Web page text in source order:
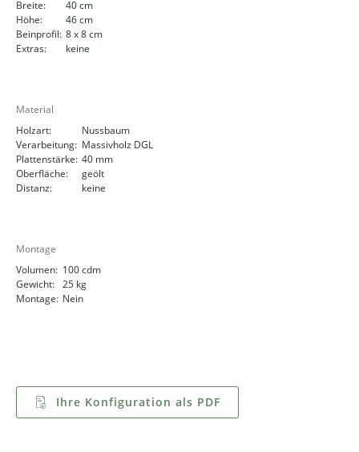
Breite:
40 cm
Höhe:
46 cm
Beinprofil: 8 x 8 cm
Extras:
keine
Material
Holzart:
Nussbaum
Verarbeitung: Massivholz DGL
Plattenstärke: 40 mm
Oberfläche:
geölt
Distanz:
keine
Montage
Volumen: 100 cdm
Gewicht: 25 kg
Montage: Nein
Ihre Konfiguration als PDF